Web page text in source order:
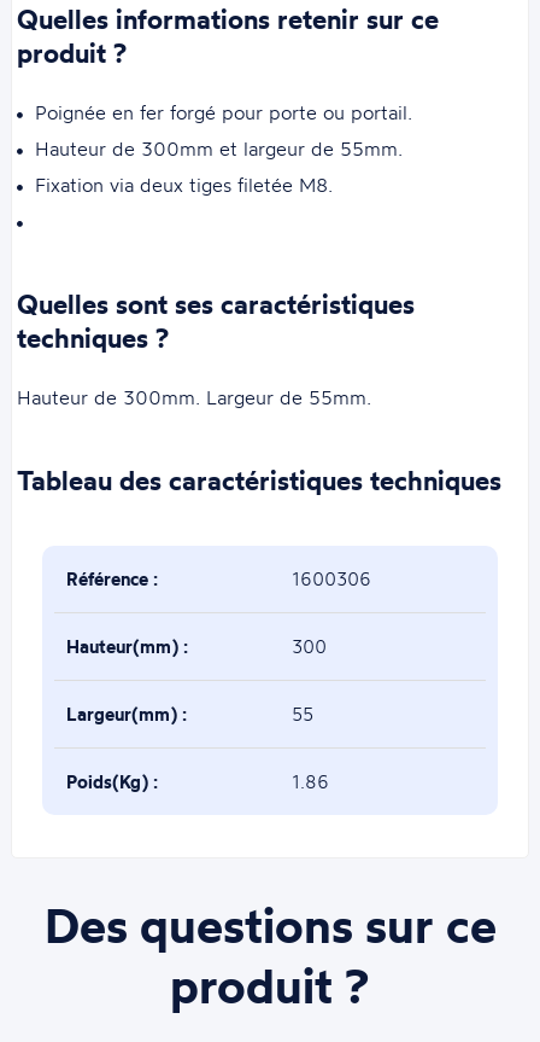
Quelles informations retenir sur ce
produit ?
Poignée en fer forgé pour porte ou portail.
Hauteur de 300mm et largeur de 55mm.
Fixation via deux tiges filetée M8.
Quelles sont ses caractéristiques
techniques ?
Hauteur de 300mm. Largeur de 55mm.
Tableau des caractéristiques techniques
Référence : 1600306
Hauteur(mm) : 300
Largeur(mm) : 55
Poids(Kg) : 1.86
Des questions sur ce
produit ?